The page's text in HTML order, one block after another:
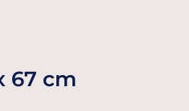
67 cm